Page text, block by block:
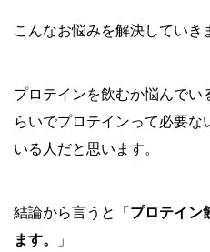
こんなお悩みを解決していき
プロテインを飲むか悩んで
らいでプロテインって必要
いる人だと思います。
結論から言うと「プロテイン
ます。
」